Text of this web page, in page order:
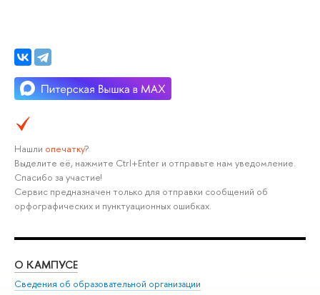
Нашли опечатку?
Выделите её, нажмите Ctrl+Enter и отправьте нам уведомление.
Спасибо за участие!
Сервис предназначен только для отправки сообщений об
орфографических и пунктуационных ошибках.
О КАМПУСЕ
Сведения об образовательной организации